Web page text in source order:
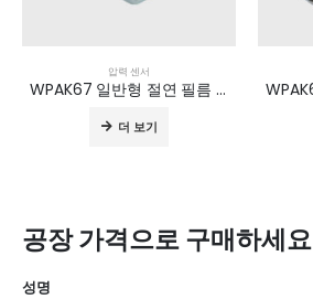
압력 센서
WPAK67 일반형 절연 필름 압력 센서
더 보기
공장 가격으로 구매하세요
성명